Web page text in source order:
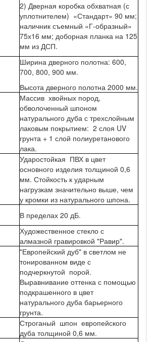
2) Дверная коробка обхватная (с
уплотнителем) «Стандарт» 90 мм;
наличник съемный «Г-образный»
75х16 мм; доборная планка на 125
мм из ДСП.
Ширина дверного полотна: 600,
700, 800, 900 мм.
Высота дверного полотна 2000 мм.
Массив хвойных пород,
обволоченный шпоном
натурального дуба с трехслойным
лаковым покрытием: 2 слоя UV
грунта + 1 слой полиуретанового
лака.
Ударостойкая ПВХ в цвет
основного изделия толщиной 0,6
мм. Стойкость к ударным
нагрузкам значительно выше, чем
у кромки из натурального шпона.
В пределах 20 дБ.
Художественное стекло с
алмазной гравировкой "Равир".
"Европейский дуб" в светлом не
тонированном виде с
подчеркнутой порой.
Выравнивание оттенка с помощью
подкрашенного в цвет
натурального дуба барьерного
грунта.
Строганый шпон европейского
дуба толщиной 0,6 мм.